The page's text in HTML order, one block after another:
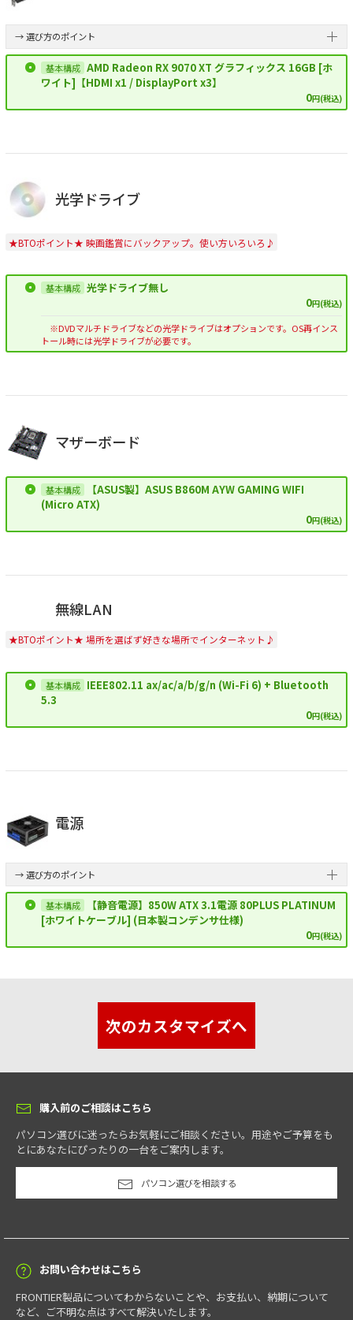
→ 選び方のポイント
AMD Radeon RX 9070 XT グラフィックス 16GB [ホ
ワイト]【HDMI x1 / DisplayPort x3】
0円(税込)
光学ドライブ
★BTOポイント★ 映画鑑賞にバックアップ。使い方いろいろ♪
光学ドライブ無し
0円(税込)
※DVDマルチドライブなどの光学ドライブはオプションです。OS再インス
トール時には光学ドライブが必要です。
マザーボード
【ASUS製】ASUS B860M AYW GAMING WIFI
(Micro ATX)
0円(税込)
無線LAN
★BTOポイント★ 場所を選ばず好きな場所でインターネット♪
IEEE802.11 ax/ac/a/b/g/n (Wi-Fi 6) + Bluetooth
5.3
0円(税込)
電源
→ 選び方のポイント
【静音電源】850W ATX 3.1電源 80PLUS PLATINUM
[ホワイトケーブル] (日本製コンデンサ仕様)
0円(税込)
次のカスタマイズへ
購入前のご相談はこちら
パソコン選びに迷ったらお気軽にご相談ください。用途やご予算をも
とにあなたにぴったりの一台をご案内します。
パソコン選びを相談する
お問い合わせはこちら
FRONTIER製品についてわからないことや、お支払い、納期について
など、ご不明な点はすべて解決いたします。